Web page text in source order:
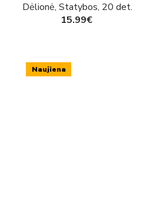
Dėlionė, Statybos, 20 det.
15.99€
Naujiena